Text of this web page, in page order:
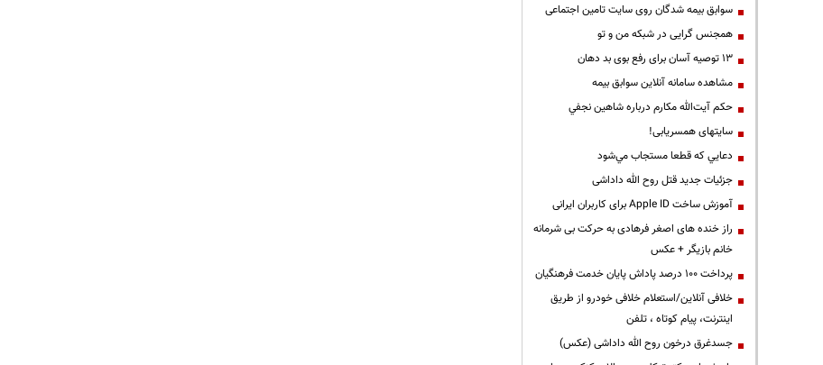
سوابق بیمه شدگان روی سایت تامین اجتماعی
همجنس گرایی در شبکه من و تو
13 توصیه آسان برای رفع بوی بد دهان
مشاهده سامانه آنلاين سوابق بیمه
حكم آيت‌الله مكارم درباره شاهين نجفي
سایتهای همسریابی!
دعايي كه قطعا مستجاب مي‌شود
جزئیات جدید قتل روح الله داداشی
آموزش ساخت Apple ID برای کاربران ایرانی
راز خنده های اصغر فرهادی به حرکت بی شرمانه
خانم بازیگر + عکس
پرداخت ۱۰۰ درصد پاداش پایان خدمت فرهنگیان
خلافی آنلاین/استعلام خلافی خودرو از طریق
اینترنت، پیام کوتاه ، تلفن
جسدغرق درخون روح الله داداشی (عکس)